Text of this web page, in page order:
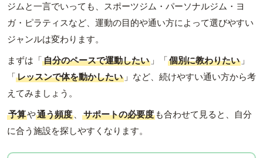
ジムと一言でいっても、スポーツジム・パーソナルジム・ヨ
ガ・ピラティスなど、運動の目的や通い方によって選びやすい
ジャンルは変わります。
まずは「自分のペースで運動したい 」「個別に教わりたい 」
「レッスンで体を動かしたい 」など、続けやすい通い方から考
えてみましょう。
予算や通う頻度 、 サポートの必要度 も合わせて見ると、自分
に合う施設を探しやすくなります。